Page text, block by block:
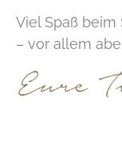
Viel Spaß
– vor allem